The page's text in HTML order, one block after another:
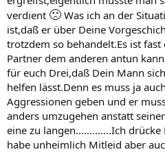
verdient 🙁 Was ich an der
ist,daß er über Deine
trotzdem so behandelt.Es ist
Partner dem anderen antun
für euch Drei,daß Dein Mann
helfen lässt.Denn es muss ja
Aggressionen geben und er
anders umzugehen anstatt
eine zu langen.............Ich
habe unheimlich Mitleid aber